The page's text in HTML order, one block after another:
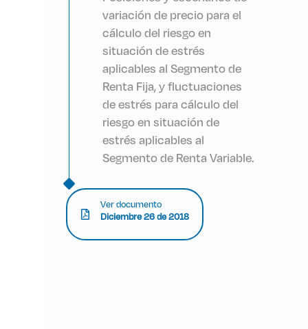
variación de precio para el
cálculo del riesgo en
situación de estrés
aplicables al Segmento de
Renta Fija, y fluctuaciones
de estrés para cálculo del
riesgo en situación de
estrés aplicables al
Segmento de Renta Variable.
Ver documento
Diciembre 26 de 2018